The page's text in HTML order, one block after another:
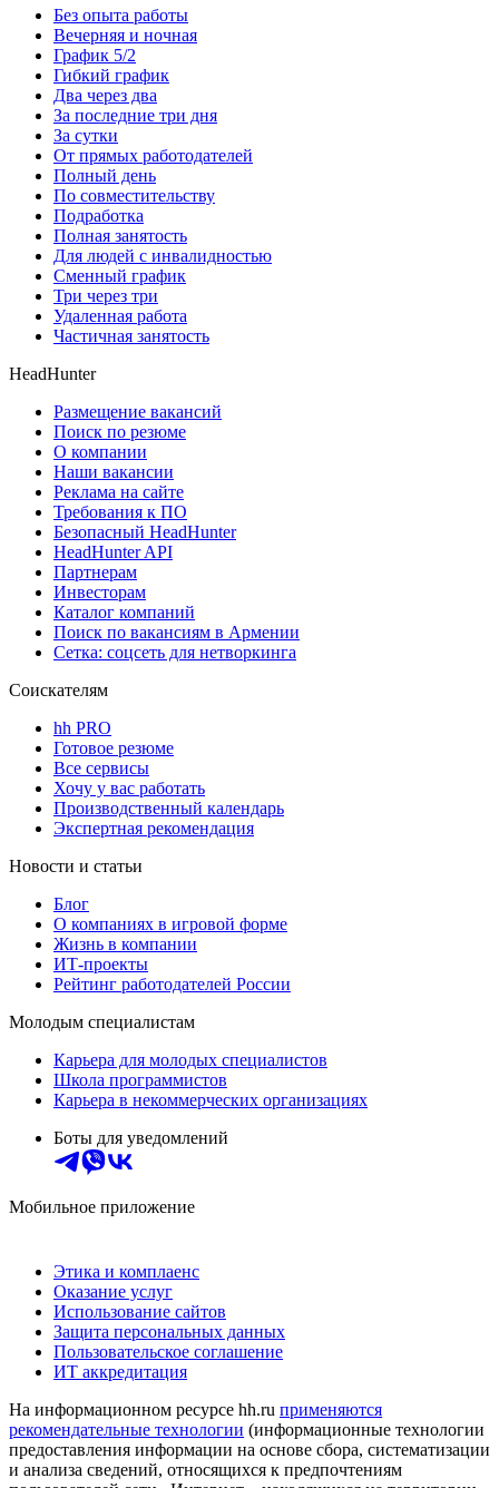
Без опыта работы
Вечерняя и ночная
График 5/2
Гибкий график
Два через два
За последние три дня
За сутки
От прямых работодателей
Полный день
По совместительству
Подработка
Полная занятость
Для людей с инвалидностью
Сменный график
Три через три
Удаленная работа
Частичная занятость
HeadHunter
Размещение вакансий
Поиск по резюме
О компании
Наши вакансии
Реклама на сайте
Требования к ПО
Безопасный HeadHunter
HeadHunter API
Партнерам
Инвесторам
Каталог компаний
Поиск по вакансиям в Армении
Сетка: соцсеть для нетворкинга
Соискателям
hh PRO
Готовое резюме
Все сервисы
Хочу у вас работать
Производственный календарь
Экспертная рекомендация
Новости и статьи
Блог
О компаниях в игровой форме
Жизнь в компании
ИТ-проекты
Рейтинг работодателей России
Молодым специалистам
Карьера для молодых специалистов
Школа программистов
Карьера в некоммерческих организациях
Боты для уведомлений
Мобильное приложение
Этика и комплаенс
Оказание услуг
Использование сайтов
Защита персональных данных
Пользовательское соглашение
ИТ аккредитация
На информационном ресурсе hh.ru применяются
рекомендательные технологии (информационные технологии
предоставления информации на основе сбора, систематизации
и анализа сведений, относящихся к предпочтениям